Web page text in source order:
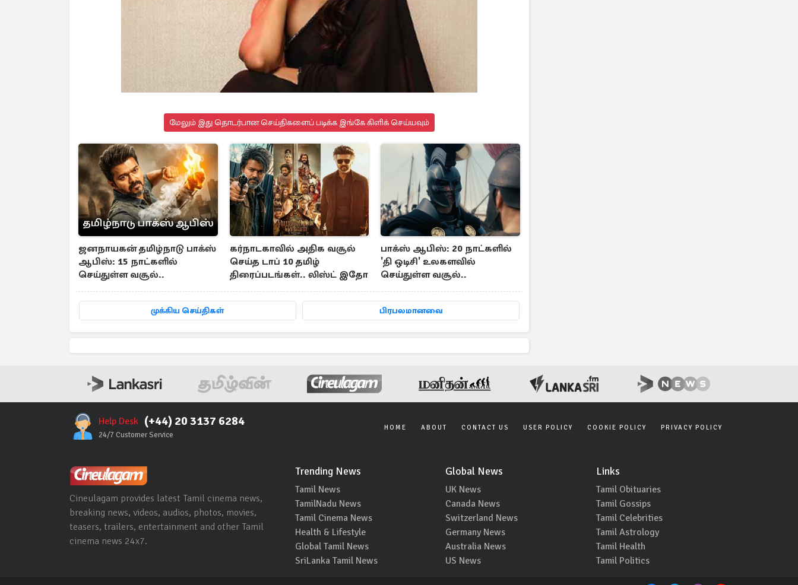
மேலும் இது தொடர்பான செய்திகளைப் படிக்க இங்கே கிளிக் செய்யவும்
ஜனநாயகன் தமிழ்நாடு பாக்ஸ்
ஆபிஸ்: 15 நாட்களில்
செய்துள்ள வசூல்..
கர்நாடகாவில் அதிக வசூல்
செய்த டாப் 10 தமிழ்
திரைப்படங்கள்.. லிஸ்ட் இதோ
பாக்ஸ் ஆபிஸ்: 20 நாட்களில்
'தி ஒடிசி' உலகளவில்
செய்துள்ள வசூல்..
முக்கிய செய்திகள் பிரபலமானவை
Help Desk (+44) 20 3137 6284
24/7 Customer Service
HOME ABOUT CONTACT US USER POLICY COOKIE POLICY PRIVACY POLICY
Cineulagam provides latest Tamil cinema news,
breaking news, videos, audios, photos, movies,
teasers, trailers, entertainment and other Tamil
cinema news 24x7.
Trending News
Tamil News
TamilNadu News
Tamil Cinema News
Health & Lifestyle
Global Tamil News
SriLanka Tamil News
Global News
UK News
Canada News
Switzerland News
Germany News
Australia News
US News
Links
Tamil Obituaries
Tamil Gossips
Tamil Celebrities
Tamil Astrology
Tamil Health
Tamil Politics